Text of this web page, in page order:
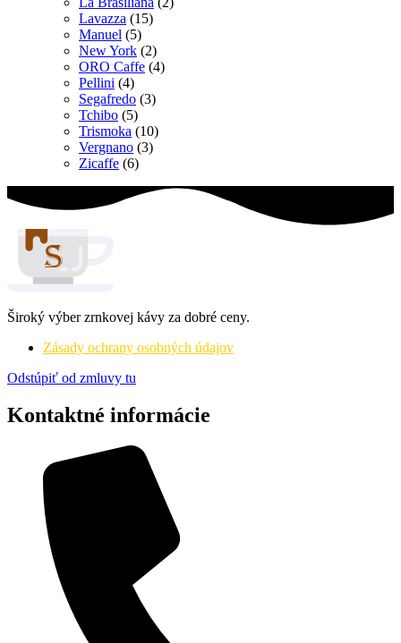
Lavazza (15)
Manuel (5)
New York (2)
ORO Caffe (4)
Pellini (4)
Segafredo (3)
Tchibo (5)
Trismoka (10)
Vergnano (3)
Zicaffe (6)
Široký výber zrnkovej kávy za dobré ceny.
Zásady ochrany osobných údajov
Odstúpiť od zmluvy tu
Kontaktné informácie